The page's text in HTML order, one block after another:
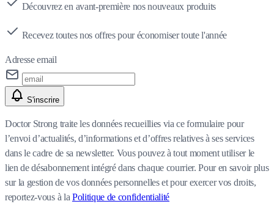
Découvrez en avant-première nos nouveaux produits
Recevez toutes nos offres pour économiser toute l'année
Adresse email
S'inscrire
Doctor Strong traite les données recueillies via ce formulaire pour
l’envoi d’actualités, d’informations et d’offres relatives à ses services
dans le cadre de sa newsletter. Vous pouvez à tout moment utiliser le
lien de désabonnement intégré dans chaque courrier. Pour en savoir plus
sur la gestion de vos données personnelles et pour exercer vos droits,
reportez-vous à la Politique de confidentialité